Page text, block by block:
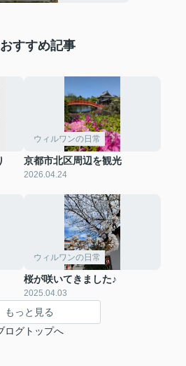
すすめ記事
ウィルワンの日常
京都市北区周辺を観光
2026.04.24
ウィルワンの日常
桜が咲いてきました♪
2025.04.03
もっと見る
ログトップへ